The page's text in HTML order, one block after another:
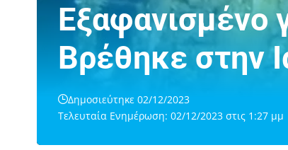
Εξαφανισμένο
Βρέθηκε στην
Τελευταία Ενημέρωση: 02/12/2023 στις 1:27 μμ
Δημοσιεύτηκε 02/12/2023